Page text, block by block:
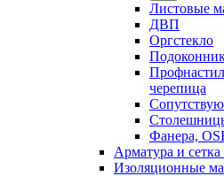
Листовые
ДВП
Оргстекло
черепица
Фанера,
Арматура и
Изоляционные